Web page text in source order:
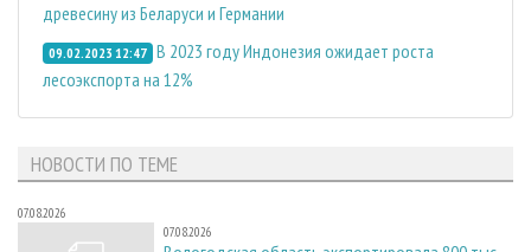
древесину из Беларуси и Германии
09.02.2023 12:47 В 2023 году Индонезия ожидает роста
лесоэкспорта на 12%
НОВОСТИ ПО ТЕМЕ
07.08.2026
07.08.2026